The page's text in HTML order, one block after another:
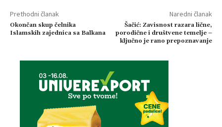
Prethodni članak
Okončan skup čelnika
Islamskih zajednica sa Balkana
Naredni članak
Šačić: Zavisnost razara lične,
porodične i društvene temelje –
ključno je rano prepoznavanje